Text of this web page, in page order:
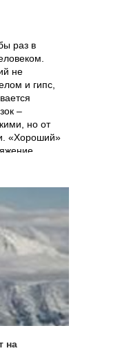
раз в
не
и гипс,
–
но от
«Хороший»
о
на